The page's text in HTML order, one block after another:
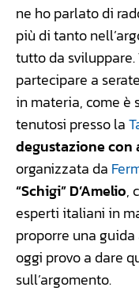
ne ho parlato di
più di tanto
tutto da
partecipare a
in materia, come è
tenutosi presso la
degustazione
organizzata da
“Schigi” D’Amelio,
esperti italiani in
proporre una
oggi provo a dare
sull’argomento.